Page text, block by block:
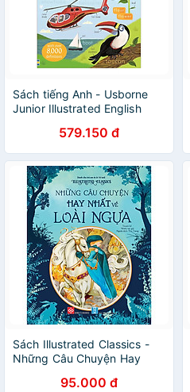
Sách tiếng Anh - Usborne
Junior Illustrated English
579.150 đ
Sách Illustrated Classics -
Những Câu Chuyện Hay
95.000 đ